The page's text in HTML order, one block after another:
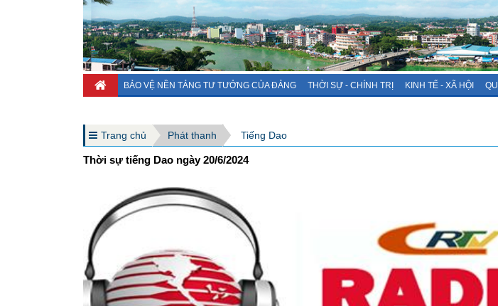
BẢO VỆ NỀN TẢNG TƯ TƯỞNG CỦA ĐẢNG THỜI SỰ - CHÍNH TRỊ KINH TẾ - XÃ HỘI
Trang chủ Phát thanh Tiếng Dao
Thời sự tiếng Dao ngày 20/6/2024